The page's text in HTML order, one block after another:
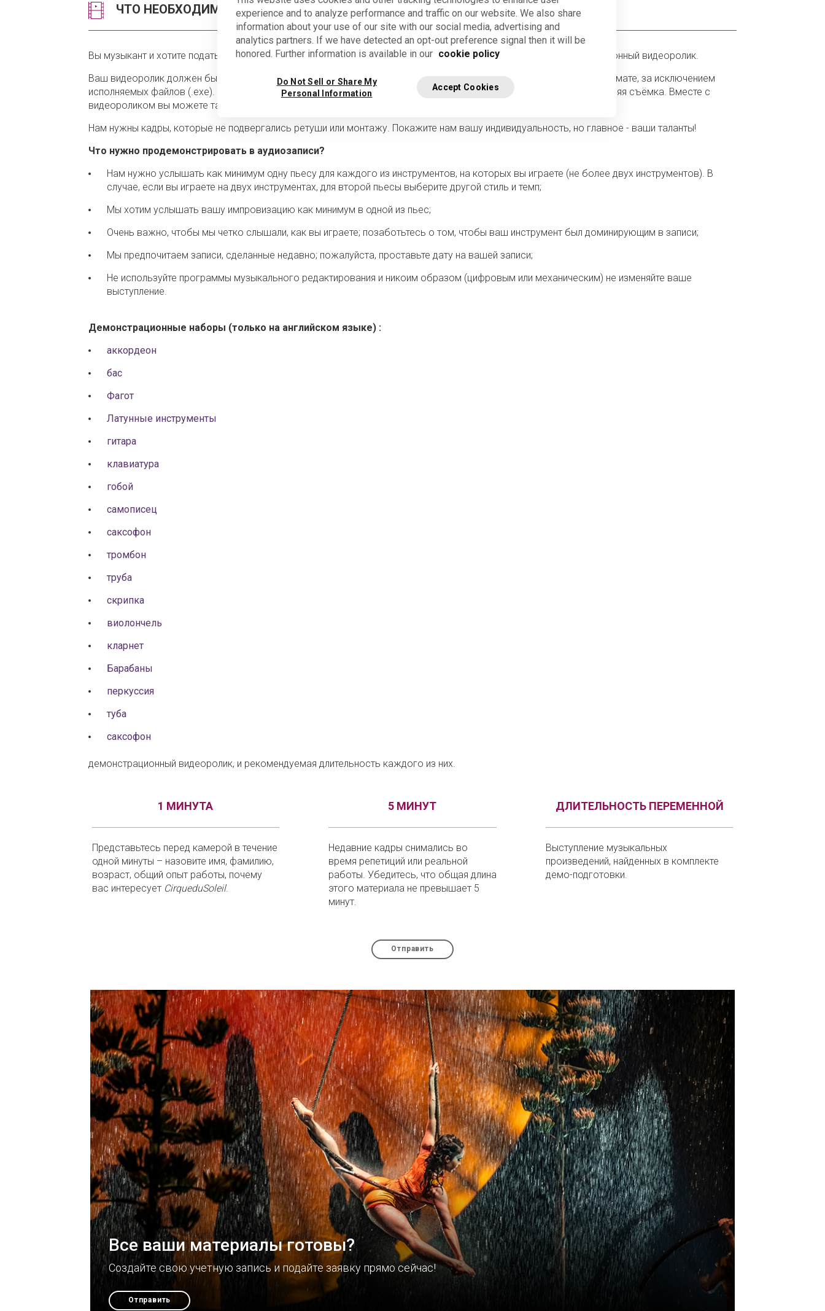
ЧТО НЕОБХОДИМО ДЛЯ ВИДЕО
Вы музыкант и хотите подать заявку в Cirque du Soleil? Вот элементы, которые нужно включить в ваш демонстрационный видеоролик.
Ваш видеоролик должен быть снят недавно и длиться не более 12 минут. Мы принимаем видеофайлы в любом формате, за исключением
исполняемых файлов (.exe). Запись не обязательно должна иметь супер-качество, нам подойдёт и простая домашняя съёмка. Вместе с
видеороликом вы можете также представить записи в формате mp3.
Нам нужны кадры, которые не подвергались ретуши или монтажу. Покажите нам вашу индивидуальность, но главное - ваши таланты!
Что нужно продемонстрировать в аудиозаписи?
Нам нужно услышать как минимум одну пьесу для каждого из инструментов, на которых вы играете (не более двух инструментов). В
случае, если вы играете на двух инструментах, для второй пьесы выберите другой стиль и темп;
Мы хотим услышать вашу импровизацию как минимум в одной из пьес;
Очень важно, чтобы мы четко слышали, как вы играете; позаботьтесь о том, чтобы ваш инструмент был доминирующим в записи;
Мы предпочитаем записи, сделанные недавно; пожалуйста, проставьте дату на вашей записи;
Не используйте программы музыкального редактирования и никоим образом (цифровым или механическим) не изменяйте ваше
выступление.
Демонстрационные наборы (только на английском языке) :
аккордеон
бас
Фагот
Латунные инструменты
гитара
клавиатура
гобой
самописец
саксофон
тромбон
труба
скрипка
виолончель
кларнет
Барабаны
перкуссия
туба
саксофон
демонстрационный видеоролик, и рекомендуемая длительность каждого из них.
1 МИНУТА
Представьтесь перед камерой в течение
одной минуты – назовите имя, фамилию,
возраст, общий опыт работы, почему
вас интересует CirqueduSoleil.
5 МИНУТ
Недавние кадры снимались во
время репетиций или реальной
работы. Убедитесь, что общая длина
этого материала не превышает 5
минут.
ДЛИТЕЛЬНОСТЬ ПЕРЕМЕННОЙ
Выступление музыкальных
произведений, найденных в комплекте
демо-подготовки.
Отправить
Все ваши материалы готовы?
Создайте свою учетную запись и подайте заявку прямо сейчас!
Отправить
experience and to analyze performance and traffic on our website. We also share
information about your use of our site with our social media, advertising and
analytics partners. If we have detected an opt-out preference signal then it will be
honored. Further information is available in our cookie policy
Do Not Sell or Share My
Personal Information
Accept Cookies